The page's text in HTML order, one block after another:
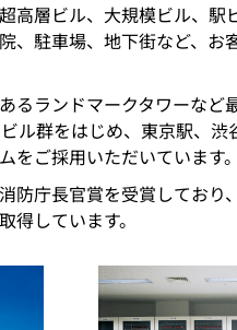
高層ビル、大規模ビル、
、駐車場、地下街など、
るランドマークタワーな
ル群をはじめ、東京駅、
をご採用いただいています。
防庁長官賞を受賞してお
得しています。